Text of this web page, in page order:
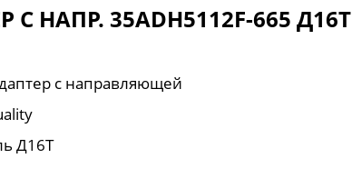
НАПР. 35ADH5112F-665 Д16Т
с направляющей
Д16Т